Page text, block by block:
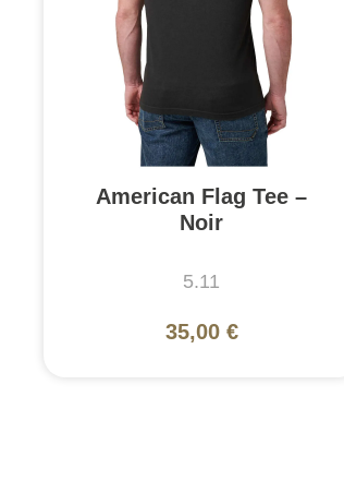
American Flag Tee –
Noir
5.11
35,00 €